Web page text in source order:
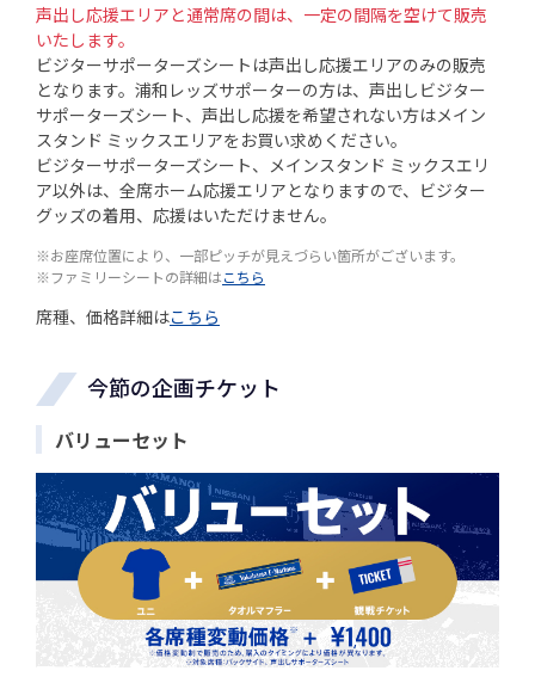
声出し応援エリアと通常席の間は、一定の間隔を空けて販売
いたします。
ビジターサポーターズシートは声出し応援エリアのみの販売
となります。浦和レッズサポーターの方は、声出しビジター
サポーターズシート、声出し応援を希望されない方はメイン
スタンド ミックスエリアをお買い求めください。
ビジターサポーターズシート、メインスタンド ミックスエリ
ア以外は、全席ホーム応援エリアとなりますので、ビジター
グッズの着用、応援はいただけません。
※お座席位置により、一部ピッチが見えづらい箇所がございます。
※ファミリーシートの詳細はこちら
席種、価格詳細はこちら
今節の企画チケット
バリューセット